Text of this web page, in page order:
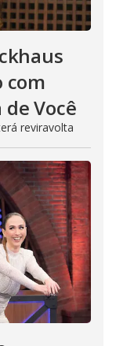
com
Você
reviravolta